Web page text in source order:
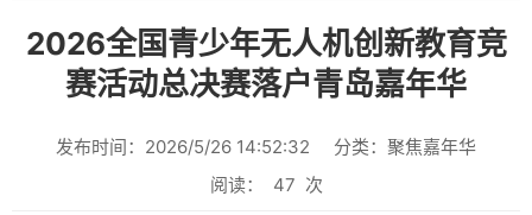
2026全国青少年无人机创新教育竞
赛活动总决赛落户青岛嘉年华
发布时间：2026/5/26 14:52:32
分类：聚焦嘉年华
阅读：
47 次